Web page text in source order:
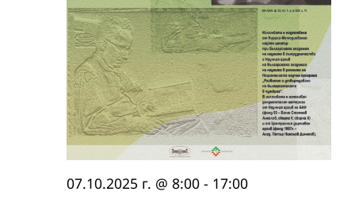
07.10.2025 г. @ 8:00 - 17:00